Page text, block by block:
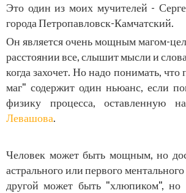
Это один из моих мучителей -
города Петропавловск-Камчатский.
Он является очень мощным магом-
расстоянии все, слышит мысли и слова
когда захочет. Но надо понимать,
маг" содержит один ньюанс, если
физику процесса, оставленную
Левашова.
Человек может быть мощным, но
астрального или первого
другой может быть "хлюпиком", но